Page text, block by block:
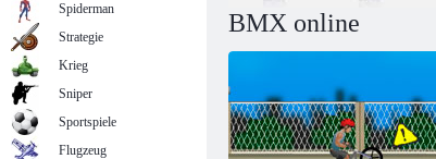
BMX online
Spiderman
Strategie
Krieg
Sniper
Sportspiele
Flugzeug